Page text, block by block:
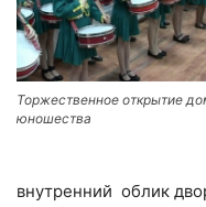
Торжественное открытие
юношества
внутренний облик